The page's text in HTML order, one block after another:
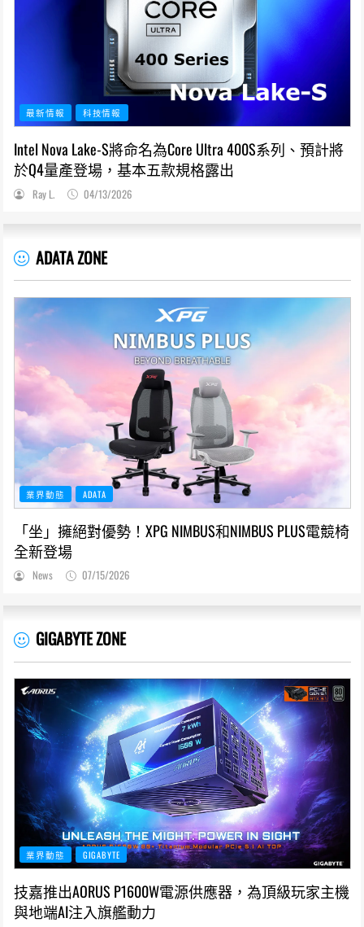
最新情報 科技情報
Intel Nova Lake-S將命名為Core Ultra 400S系列、預計將
於Q4量產登場，基本五款規格露出
Ray L. 04/13/2026
ADATA ZONE
業界動態 ADATA
「坐」擁絕對優勢！XPG NIMBUS和NIMBUS PLUS電競椅
全新登場
News 07/15/2026
GIGABYTE ZONE
業界動態 GIGABYTE
技嘉推出AORUS P1600W電源供應器，為頂級玩家主機
與地端AI注入旗艦動力